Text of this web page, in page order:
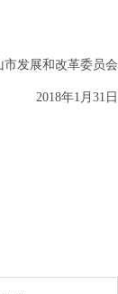
市发展和改革委员会
2018年1月31日